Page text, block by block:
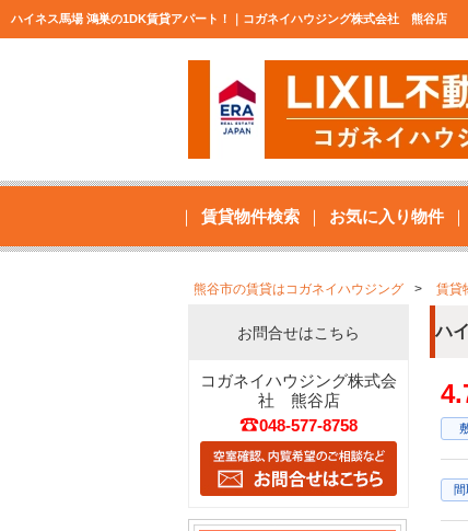
ハイネス馬場 鴻巣の1DK賃貸アパート！｜コガネイハウジング株式会社 熊谷店
賃貸物件検索 お気に入り物件
熊谷市の賃貸はコガネイハウジング 賃貸
ハ
間
お問合せはこちら
コガネイハウジング株式会
社 熊谷店
048-577-8758